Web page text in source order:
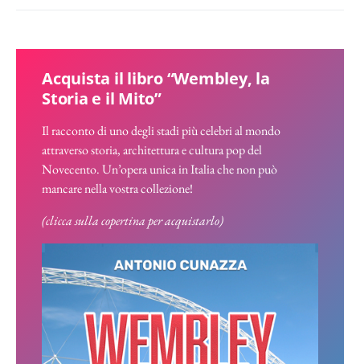
Acquista il libro “Wembley, la
Storia e il Mito”
Il racconto di uno degli stadi più celebri al mondo
attraverso storia, architettura e cultura pop del
Novecento. Un’opera unica in Italia che non può
mancare nella vostra collezione!
(clicca sulla copertina per acquistarlo)